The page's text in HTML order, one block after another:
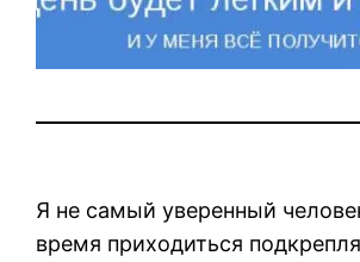
Я не самый уверенный
время приходиться